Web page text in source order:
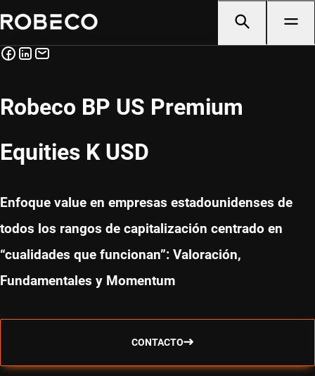
Robeco BP US Premium
Equities K USD
Enfoque value en empresas estadounidenses de
todos los rangos de capitalización centrado en
“cualidades que funcionan”: Valoración,
Fundamentales y Momentum
CONTACTO